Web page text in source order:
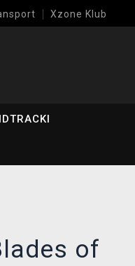
Xzone Klub
of